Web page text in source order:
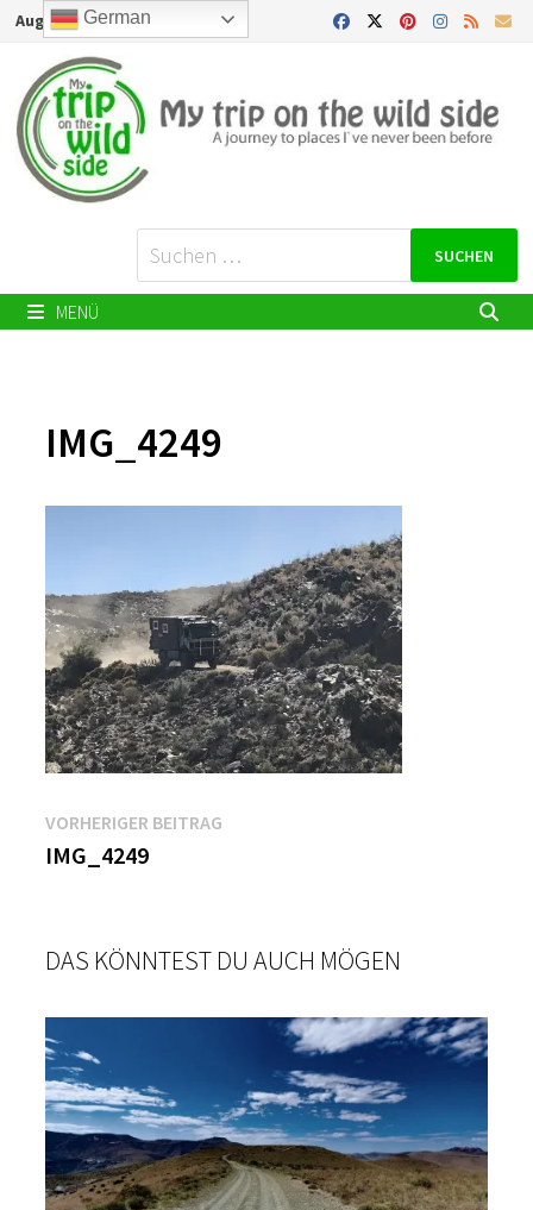
Zurück
Inhalt
August 7, 2026
Suchen
nach:
MENÜ
IMG_4249
Beitragsnavigation
VORHERIGER BEITRAG
IMG_4249
DAS KÖNNTEST DU AUCH MÖGEN
German